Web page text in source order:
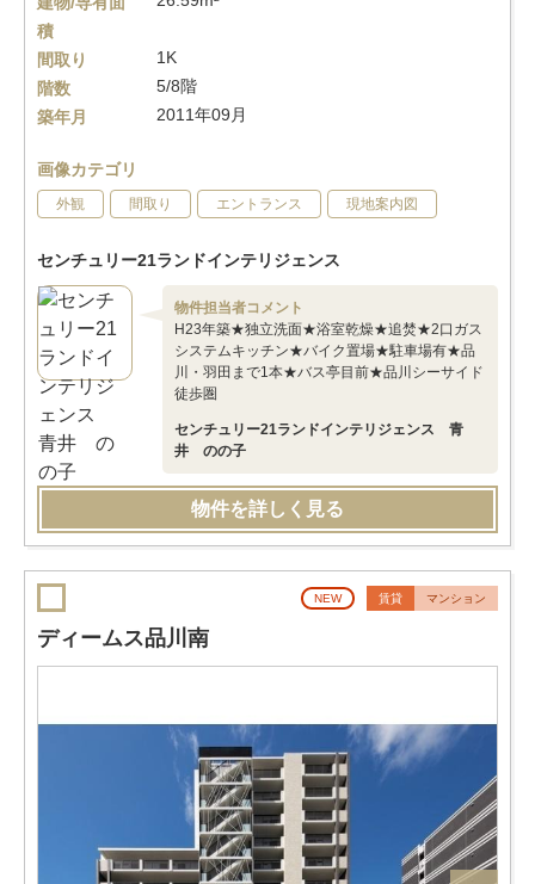
積
間取り
1K
階数
5/8階
築年月
2011年09月
画像カテゴリ
外観 間取り エントランス 現地案内図
センチュリー21ランドインテリジェンス
物件担当者コメント
H23年築★独立洗面★浴室乾燥★追焚★2口ガス
システムキッチン★バイク置場★駐車場有★品
川・羽田まで1本★バス亭目前★品川シーサイド
徒歩圏
センチュリー21ランドインテリジェンス 青
井 のの子
物件を詳しく見る
NEW 賃貸 マンション
ディームス品川南